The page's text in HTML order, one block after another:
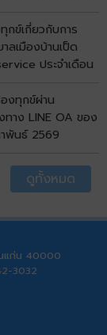
กข์เกี่ยวกับการ
ลเมืองบ้านเป็ด
ประจำเดือน
งทุกข์ผ่าน
าง LINE OA ของ
าพันธ์ 2569
ดูทั้งหมด
แก่น 40000
3032